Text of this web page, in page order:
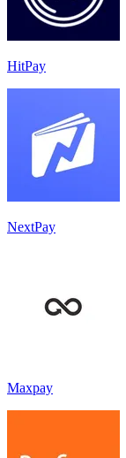
HitPay
NextPay
Maxpay